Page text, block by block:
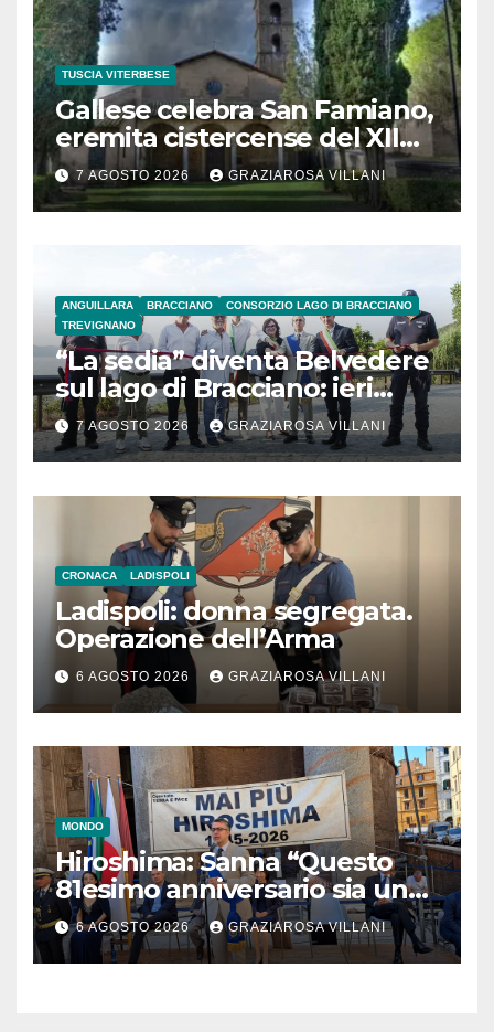
TUSCIA VITERBESE
Gallese celebra San Famiano,
eremita cistercense del XII
secolo
7 AGOSTO 2026 GRAZIAROSA VILLANI
ANGUILLARA BRACCIANO
CONSORZIO LAGO DI BRACCIANO
TREVIGNANO
“La sedia” diventa Belvedere
sul lago di Bracciano: ieri
l’inaugurazione
7 AGOSTO 2026 GRAZIAROSA VILLANI
CRONACA LADISPOLI
Ladispoli: donna segregata.
Operazione dell’Arma
6 AGOSTO 2026 GRAZIAROSA VILLANI
MONDO
Hiroshima: Sanna “Questo
81esimo anniversario sia un
monito per tutti”
6 AGOSTO 2026 GRAZIAROSA VILLANI